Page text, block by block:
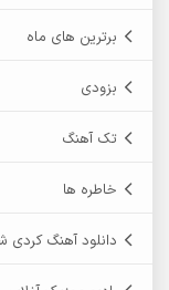
برترین های ماه
بزودی
تک آهنگ
خاطره ها
دانلود آهنگ کردی